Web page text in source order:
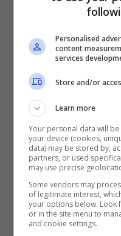
alto, nonostante
Milan chiede 70-
calciatore che, ad
col Portogallo,
per arrivare
con la Nazionale
Ronaldo, magari
League.
Personalised
content
services
Store and/or
Learn more
Your personal data will
your device (cookies,
data) may be stored by,
partners, or used
may use precise
Some vendors may
of legitimate interest,
your options below. Look
or in the site menu to
and cookie settings.